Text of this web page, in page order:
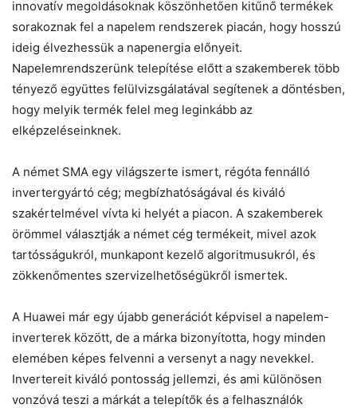
innovatív megoldásoknak köszönhetően kitűnő termékek
sorakoznak fel a napelem rendszerek piacán, hogy hosszú
ideig élvezhessük a napenergia előnyeit.
Napelemrendszerünk telepítése előtt a szakemberek több
tényező együttes felülvizsgálatával segítenek a döntésben,
hogy melyik termék felel meg leginkább az
elképzeléseinknek.
A német SMA egy világszerte ismert, régóta fennálló
invertergyártó cég; megbízhatóságával és kiváló
szakértelmével vívta ki helyét a piacon. A szakemberek
örömmel választják a német cég termékeit, mivel azok
tartósságukról, munkapont kezelő algoritmusukról, és
zökkenőmentes szervizelhetőségükről ismertek.
A Huawei már egy újabb generációt képvisel a napelem-
inverterek között, de a márka bizonyította, hogy minden
elemében képes felvenni a versenyt a nagy nevekkel.
Invertereit kiváló pontosság jellemzi, és ami különösen
vonzóvá teszi a márkát a telepítők és a felhasználók